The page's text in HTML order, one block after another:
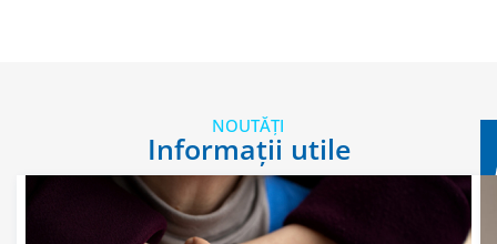
NOUTĂȚI
Informații utile